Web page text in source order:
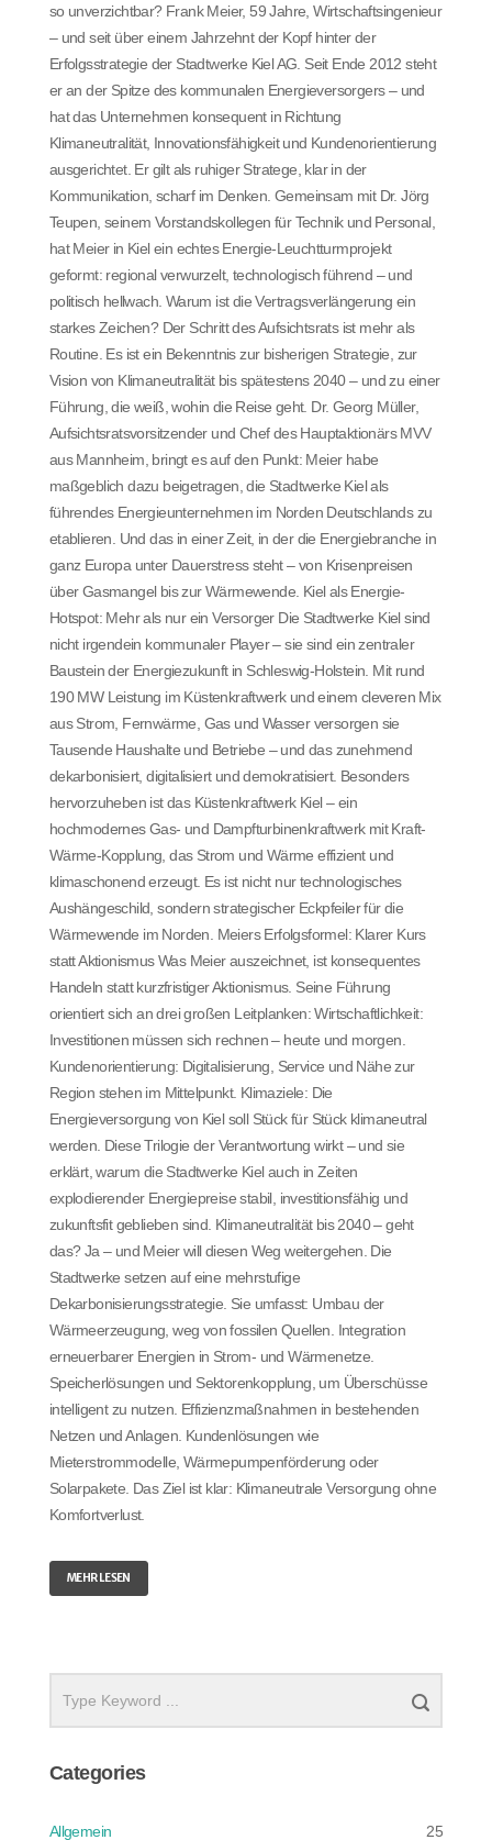
so unverzichtbar? Frank Meier, 59 Jahre, Wirtschaftsingenieur
– und seit über einem Jahrzehnt der Kopf hinter der
Erfolgsstrategie der Stadtwerke Kiel AG. Seit Ende 2012 steht
er an der Spitze des kommunalen Energieversorgers – und
hat das Unternehmen konsequent in Richtung
Klimaneutralität, Innovationsfähigkeit und Kundenorientierung
ausgerichtet. Er gilt als ruhiger Stratege, klar in der
Kommunikation, scharf im Denken. Gemeinsam mit Dr. Jörg
Teupen, seinem Vorstandskollegen für Technik und Personal,
hat Meier in Kiel ein echtes Energie-Leuchtturmprojekt
geformt: regional verwurzelt, technologisch führend – und
politisch hellwach. Warum ist die Vertragsverlängerung ein
starkes Zeichen? Der Schritt des Aufsichtsrats ist mehr als
Routine. Es ist ein Bekenntnis zur bisherigen Strategie, zur
Vision von Klimaneutralität bis spätestens 2040 – und zu einer
Führung, die weiß, wohin die Reise geht. Dr. Georg Müller,
Aufsichtsratsvorsitzender und Chef des Hauptaktionärs MVV
aus Mannheim, bringt es auf den Punkt: Meier habe
maßgeblich dazu beigetragen, die Stadtwerke Kiel als
führendes Energieunternehmen im Norden Deutschlands zu
etablieren. Und das in einer Zeit, in der die Energiebranche in
ganz Europa unter Dauerstress steht – von Krisenpreisen
über Gasmangel bis zur Wärmewende. Kiel als Energie-
Hotspot: Mehr als nur ein Versorger Die Stadtwerke Kiel sind
nicht irgendein kommunaler Player – sie sind ein zentraler
Baustein der Energiezukunft in Schleswig-Holstein. Mit rund
190 MW Leistung im Küstenkraftwerk und einem cleveren Mix
aus Strom, Fernwärme, Gas und Wasser versorgen sie
Tausende Haushalte und Betriebe – und das zunehmend
dekarbonisiert, digitalisiert und demokratisiert. Besonders
hervorzuheben ist das Küstenkraftwerk Kiel – ein
hochmodernes Gas- und Dampfturbinenkraftwerk mit Kraft-
Wärme-Kopplung, das Strom und Wärme effizient und
klimaschonend erzeugt. Es ist nicht nur technologisches
Aushängeschild, sondern strategischer Eckpfeiler für die
Wärmewende im Norden. Meiers Erfolgsformel: Klarer Kurs
statt Aktionismus Was Meier auszeichnet, ist konsequentes
Handeln statt kurzfristiger Aktionismus. Seine Führung
orientiert sich an drei großen Leitplanken: Wirtschaftlichkeit:
Investitionen müssen sich rechnen – heute und morgen.
Kundenorientierung: Digitalisierung, Service und Nähe zur
Region stehen im Mittelpunkt. Klimaziele: Die
Energieversorgung von Kiel soll Stück für Stück klimaneutral
werden. Diese Trilogie der Verantwortung wirkt – und sie
erklärt, warum die Stadtwerke Kiel auch in Zeiten
explodierender Energiepreise stabil, investitionsfähig und
zukunftsfit geblieben sind. Klimaneutralität bis 2040 – geht
das? Ja – und Meier will diesen Weg weitergehen. Die
Stadtwerke setzen auf eine mehrstufige
Dekarbonisierungsstrategie. Sie umfasst: Umbau der
Wärmeerzeugung, weg von fossilen Quellen. Integration
erneuerbarer Energien in Strom- und Wärmenetze.
Speicherlösungen und Sektorenkopplung, um Überschüsse
intelligent zu nutzen. Effizienzmaßnahmen in bestehenden
Netzen und Anlagen. Kundenlösungen wie
Mieterstrommodelle, Wärmepumpenförderung oder
Solarpakete. Das Ziel ist klar: Klimaneutrale Versorgung ohne
Komfortverlust.
MEHR LESEN
Categories
Allgemein 25